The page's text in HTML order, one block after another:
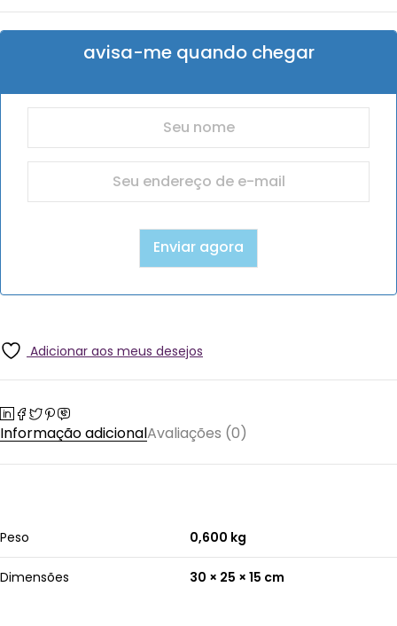
avisa-me quando chegar
Adicionar aos meus desejos
Informação adicionalAvaliações (0)
Peso 0,600 kg
Dimensões 30 × 25 × 15 cm